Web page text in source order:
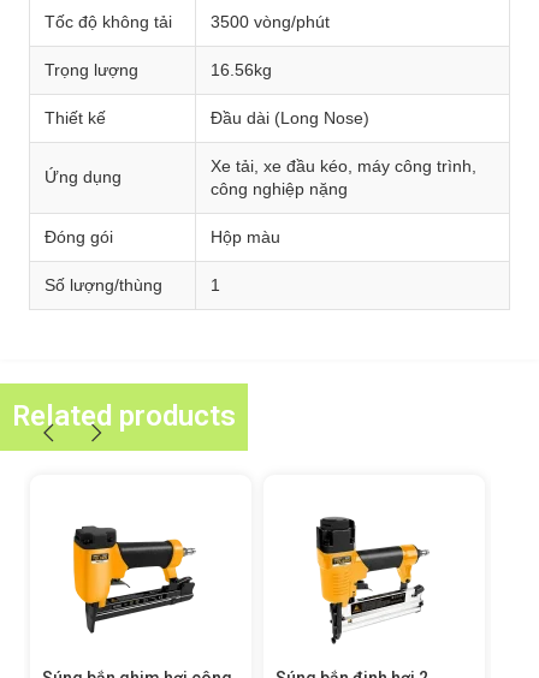
Tốc độ không tải 3500 vòng/phút
Trọng lượng 16.56kg
Thiết kế Đầu dài (Long Nose)
Ứng dụng
Xe tải, xe đầu kéo, máy công trình,
công nghiệp nặng
Đóng gói Hộp màu
Số lượng/thùng 1
Related products